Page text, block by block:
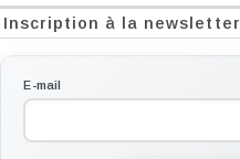
Inscription à la newsletter
E-mail